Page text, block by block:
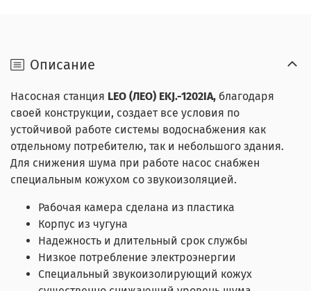
Описание
Насосная станция LEO (ЛЕО) EKJ.-1202IA, благодаря
своей конструкции, создает все условия по
устойчивой работе системы водоснабжения как
отдельному потребителю, так и небольшого здания.
Для снижения шума при работе насос снабжен
специальным кожухом со звукоизоляцией.
Рабочая камера сделана из пластика
Корпус из чугуна
Надежность и длительный срок службы
Низкое потребление электроэнергии
Специальный звукоизолирующий кожух